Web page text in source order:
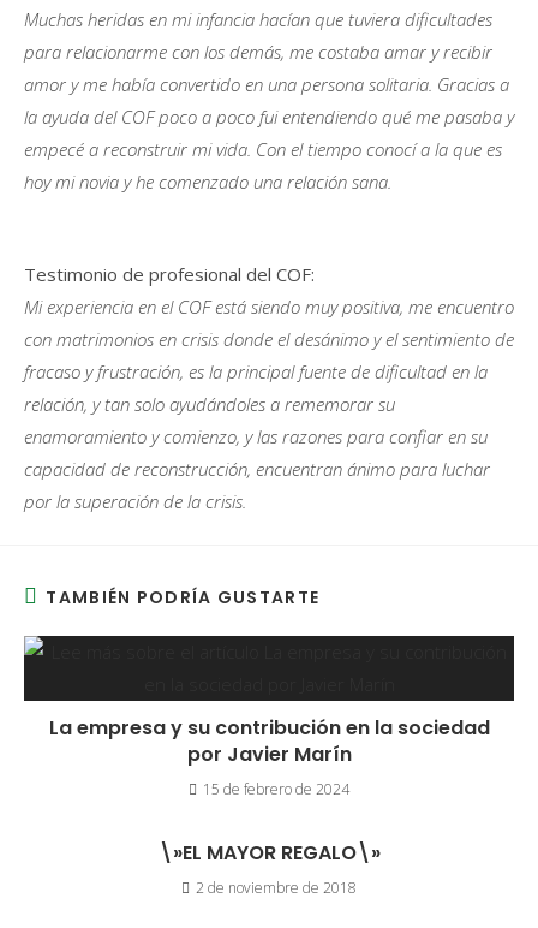
Muchas heridas en mi infancia hacían que tuviera dificultades
para relacionarme con los demás, me costaba amar y recibir
amor y me había convertido en una persona solitaria. Gracias a
la ayuda del COF poco a poco fui entendiendo qué me pasaba y
empecé a reconstruir mi vida. Con el tiempo conocí a la que es
hoy mi novia y he comenzado una relación sana.
Testimonio de profesional del COF:
Mi experiencia en el COF está siendo muy positiva, me encuentro
con matrimonios en crisis donde el desánimo y el sentimiento de
fracaso y frustración, es la principal fuente de dificultad en la
relación, y tan solo ayudándoles a rememorar su
enamoramiento y comienzo, y las razones para confiar en su
capacidad de reconstrucción, encuentran ánimo para luchar
por la superación de la crisis.
TAMBIÉN PODRÍA GUSTARTE
La empresa y su contribución en la sociedad
por Javier Marín
15 de febrero de 2024
\»EL MAYOR REGALO\»
2 de noviembre de 2018